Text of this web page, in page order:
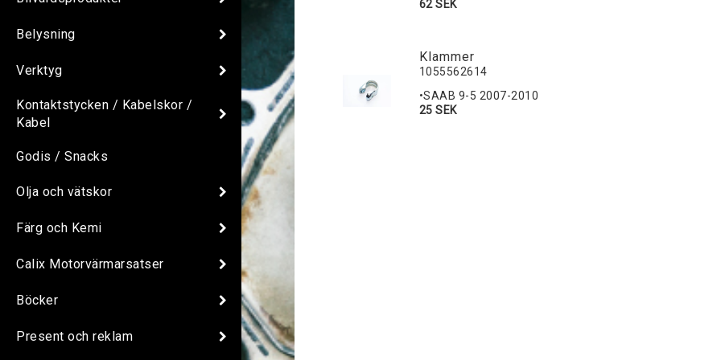
Belysning
Verktyg
Kontaktstycken / Kabelskor /
Kabel
Godis / Snacks
Olja och vätskor
Färg och Kemi
Calix Motorvärmarsatser
Böcker
Present och reklam
62 SEK
Klammer
1055562614
•SAAB 9-5 2007-2010
25 SEK